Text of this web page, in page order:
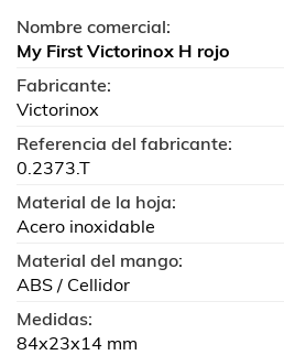
Nombre comercial:
My First Victorinox H rojo
Fabricante:
Victorinox
Referencia del fabricante:
0.2373.T
Material de la hoja:
Acero inoxidable
Material del mango:
ABS / Cellidor
Medidas:
84x23x14 mm